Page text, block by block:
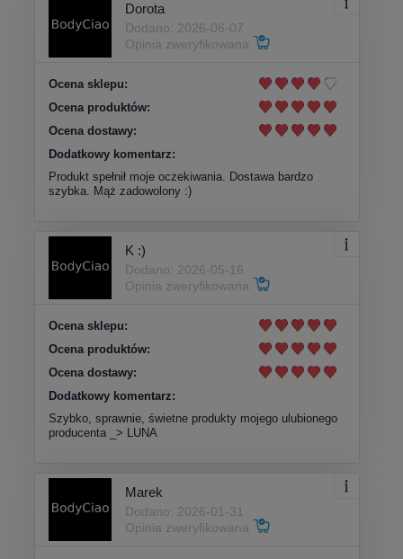
Dorota
Dodano: 2026-06-07
Opinia zweryfikowana
Ocena sklepu:
Ocena produktów:
Ocena dostawy:
Dodatkowy komentarz:
Produkt spełnił moje oczekiwania. Dostawa bardzo
szybka. Mąż zadowolony :)
K :)
Dodano: 2026-05-16
Opinia zweryfikowana
Ocena sklepu:
Ocena produktów:
Ocena dostawy:
Dodatkowy komentarz:
Szybko, sprawnie, świetne produkty mojego ulubionego
producenta _> LUNA
Marek
Dodano: 2026-01-31
Opinia zweryfikowana